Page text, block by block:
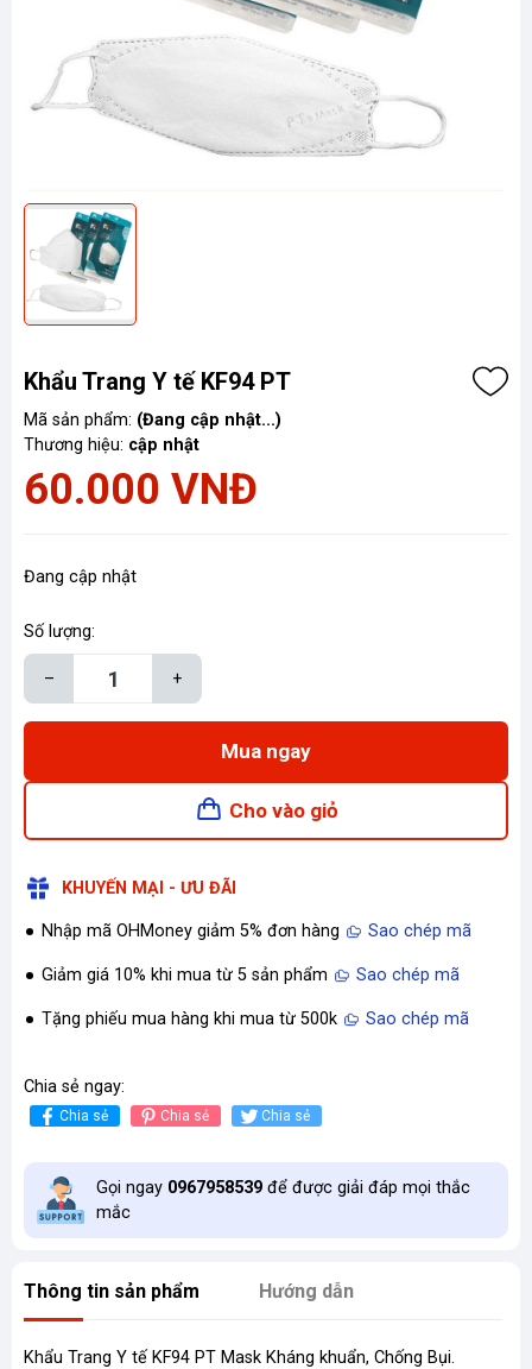
Khẩu Trang Y tế KF94 PT
Mã sản phẩm: (Đang cập nhật...)
Thương hiệu: cập nhật
60.000 VNĐ
Đang cập nhật
Số lượng:
– +
Mua ngay
Cho vào giỏ
KHUYẾN MẠI - ƯU ĐÃI
Nhập mã OHMoney giảm 5% đơn hàng Sao chép mã
Giảm giá 10% khi mua từ 5 sản phẩm Sao chép mã
Tặng phiếu mua hàng khi mua từ 500k Sao chép mã
Chia sẻ ngay:
Chia sẻ Chia sẻ Chia sẻ
Gọi ngay 0967958539 để được giải đáp mọi thắc
mắc
Thông tin sản phẩm Hướng dẫn
Khẩu Trang Y tế KF94 PT Mask Kháng khuẩn, Chống Bụi.